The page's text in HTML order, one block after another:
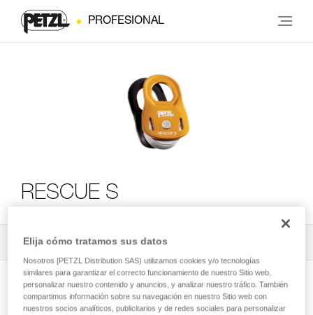
PROFESIONAL
RESCUE S
Todos los contenidos técnicos
Elija cómo tratamos sus datos
Nosotros [PETZL Distribution SAS) utilizamos cookies y/o tecnologías
similares para garantizar el correcto funcionamiento de nuestro Sitio web,
personalizar nuestro contenido y anuncios, y analizar nuestro tráfico. También
compartimos información sobre su navegación en nuestro Sitio web con
nuestros socios analíticos, publicitarios y de redes sociales para personalizar